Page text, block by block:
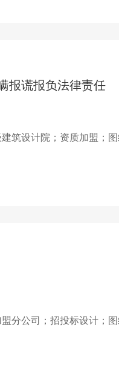
报谎报负法律责任
筑设计院；资质加盟；
分公司；招投标设计；